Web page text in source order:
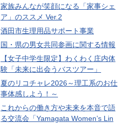
家族みんなが笑顔になる「家事シェ
ア」のススメ Ver.2
酒田市生理用品サポート事業
国・県の男女共同参画に関する情報
【女子中学生限定】わくわく庄内体
験「未来に出会うバスツアー」
夏のリコチャレ2026～理工系のお仕
事体感しよう！～
これからの働き方や未来を本音で語
る交流会「Yamagata Women’s Lin